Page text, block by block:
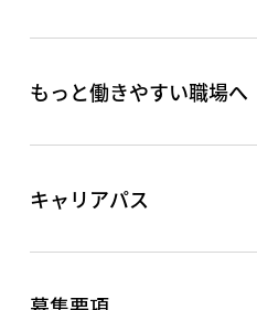
もっと働きやすい職場へ
キャリアパス